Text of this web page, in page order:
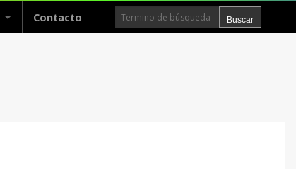
Contacto